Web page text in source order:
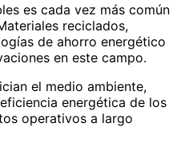
es cada vez más común
reciclados,
de ahorro energético
en este campo.
el medio ambiente,
energética de los
operativos a largo